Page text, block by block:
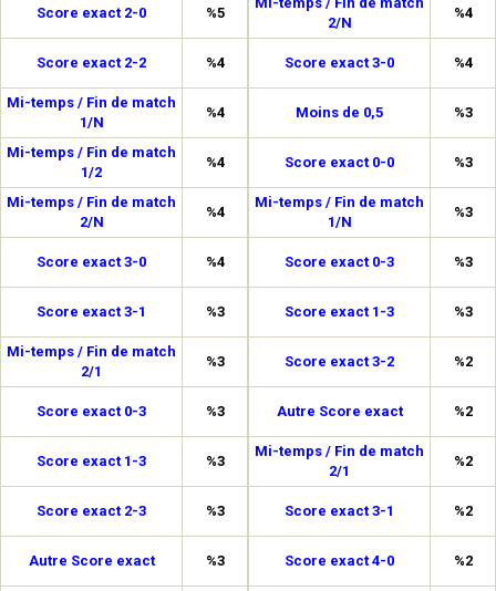
Score exact 2-0 %5
Score exact 2-2 %4
Mi-temps / Fin de match
1/N
%4
Mi-temps / Fin de match
1/2
%4
Mi-temps / Fin de match
2/N
%4
Score exact 3-0 %4
Score exact 3-1 %3
Mi-temps / Fin de match
2/1
%3
Score exact 0-3 %3
Score exact 1-3 %3
Score exact 2-3 %3
Autre Score exact %3
2/N
%4
Score exact 3-0 %4
Moins de 0,5 %3
Score exact 0-0 %3
Mi-temps / Fin de match
1/N
%3
Score exact 0-3 %3
Score exact 1-3 %3
Score exact 3-2 %2
Autre Score exact %2
Mi-temps / Fin de match
2/1
%2
Score exact 3-1 %2
Score exact 4-0 %2